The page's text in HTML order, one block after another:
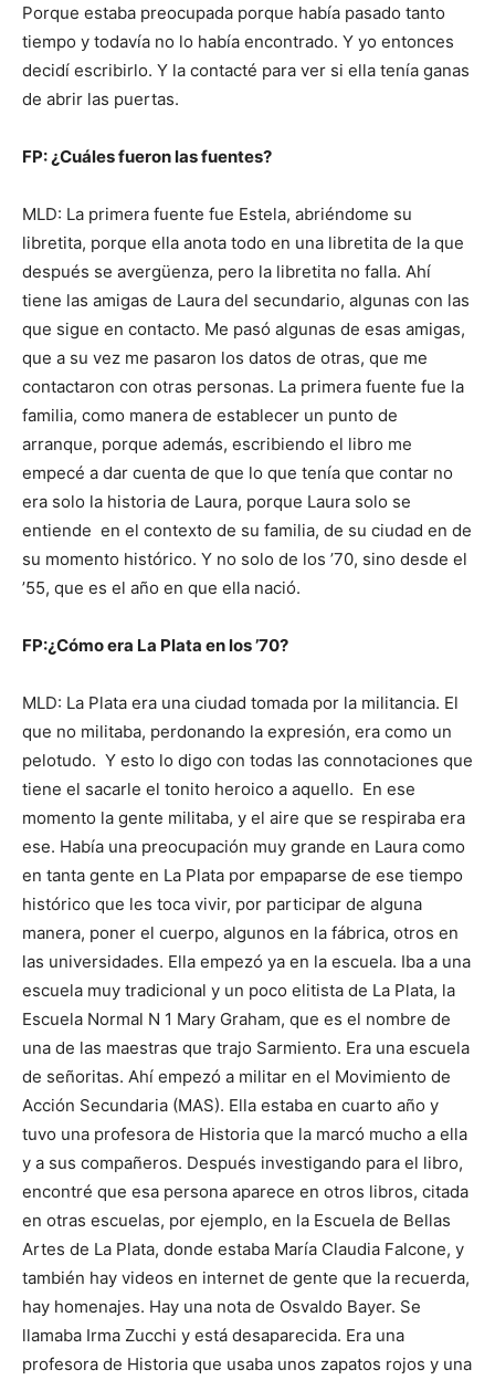
Porque estaba preocupada porque había pasado tanto
tiempo y todavía no lo había encontrado. Y yo entonces
decidí escribirlo. Y la contacté para ver si ella tenía ganas
de abrir las puertas.
FP: ¿Cuáles fueron las fuentes?
MLD: La primera fuente fue Estela, abriéndome su
libretita, porque ella anota todo en una libretita de la que
después se avergüenza, pero la libretita no falla. Ahí
tiene las amigas de Laura del secundario, algunas con las
que sigue en contacto. Me pasó algunas de esas amigas,
que a su vez me pasaron los datos de otras, que me
contactaron con otras personas. La primera fuente fue la
familia, como manera de establecer un punto de
arranque, porque además, escribiendo el libro me
empecé a dar cuenta de que lo que tenía que contar no
era solo la historia de Laura, porque Laura solo se
entiende en el contexto de su familia, de su ciudad en de
su momento histórico. Y no solo de los ’70, sino desde el
’55, que es el año en que ella nació.
FP:¿Cómo era La Plata en los ’70?
MLD: La Plata era una ciudad tomada por la militancia. El
que no militaba, perdonando la expresión, era como un
pelotudo. Y esto lo digo con todas las connotaciones que
tiene el sacarle el tonito heroico a aquello. En ese
momento la gente militaba, y el aire que se respiraba era
ese. Había una preocupación muy grande en Laura como
en tanta gente en La Plata por empaparse de ese tiempo
histórico que les toca vivir, por participar de alguna
manera, poner el cuerpo, algunos en la fábrica, otros en
las universidades. Ella empezó ya en la escuela. Iba a una
escuela muy tradicional y un poco elitista de La Plata, la
Escuela Normal N 1 Mary Graham, que es el nombre de
una de las maestras que trajo Sarmiento. Era una escuela
de señoritas. Ahí empezó a militar en el Movimiento de
Acción Secundaria (MAS). Ella estaba en cuarto año y
tuvo una profesora de Historia que la marcó mucho a ella
y a sus compañeros. Después investigando para el libro,
encontré que esa persona aparece en otros libros, citada
en otras escuelas, por ejemplo, en la Escuela de Bellas
Artes de La Plata, donde estaba María Claudia Falcone, y
también hay videos en internet de gente que la recuerda,
hay homenajes. Hay una nota de Osvaldo Bayer. Se
llamaba Irma Zucchi y está desaparecida. Era una
profesora de Historia que usaba unos zapatos rojos y una